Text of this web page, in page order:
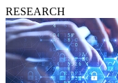
RESEARCH